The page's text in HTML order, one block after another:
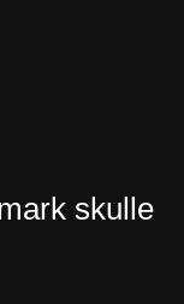
skulle